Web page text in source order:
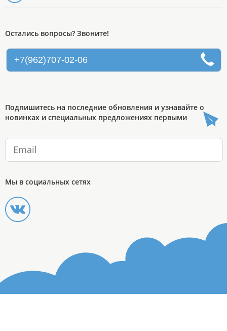
Остались вопросы? Звоните!
+7(962)707-02-06
Подпишитесь на последние обновления и узнавайте о
новинках и специальных предложениях первыми
Мы в социальных сетях